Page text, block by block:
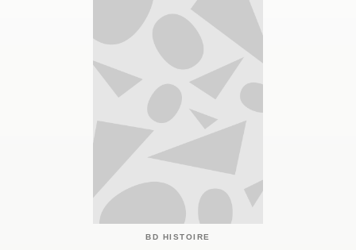
BD HISTOIRE